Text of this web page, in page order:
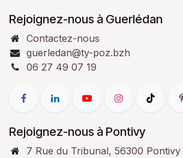
Rejoignez-nous à Guerlédan
Contactez-nous
guerledan@ty-poz.bzh
06 27 49 07 19
Rejoignez-nous à Pontivy
7 Rue du Tribunal, 56300 Pontivy